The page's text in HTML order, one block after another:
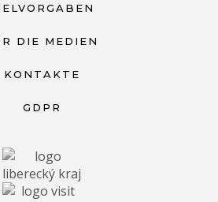
DIE MEDIEN
KONTAKTE
GDPR